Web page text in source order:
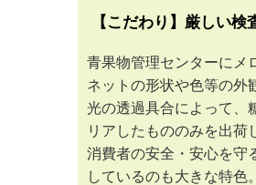
【こだわり】厳しい
青果物管理センターにメ
ネットの形状や色等の外
光の透過具合によって、
リアしたもののみを出荷
消費者の安全・安心を守
しているのも大きな特色。